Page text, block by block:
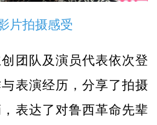
片拍摄感受
队及演员代表依次登
表演经历，分享了拍摄
表达了对鲁西革命先辈